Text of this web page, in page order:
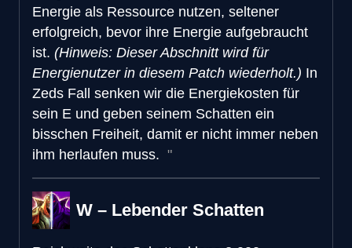
Energie als Ressource nutzen, seltener
erfolgreich, bevor ihre Energie aufgebraucht
ist. (Hinweis: Dieser Abschnitt wird für
Energienutzer in diesem Patch wiederholt.) In
Zeds Fall senken wir die Energiekosten für
sein E und geben seinem Schatten ein
bisschen Freiheit, damit er nicht immer neben
ihm herlaufen muss.
W – Lebender Schatten